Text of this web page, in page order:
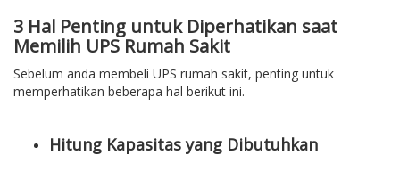
3 Hal Penting untuk Diperhatikan saat
Memilih UPS Rumah Sakit
Sebelum anda membeli UPS rumah sakit, penting untuk
memperhatikan beberapa hal berikut ini.
Hitung Kapasitas yang Dibutuhkan